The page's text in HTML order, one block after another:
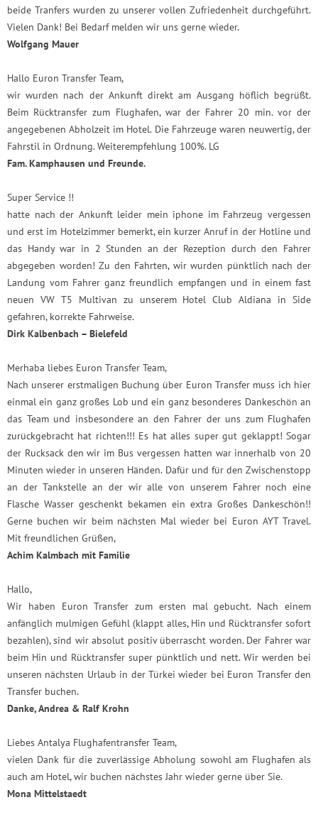
beide Tranfers wurden zu unserer vollen Zufriedenheit durchgeführt.
Vielen Dank! Bei Bedarf melden wir uns gerne wieder.
Wolfgang Mauer
Hallo Euron Transfer Team,
wir wurden nach der Ankunft direkt am Ausgang höflich begrüßt.
Beim Rücktransfer zum Flughafen, war der Fahrer 20 min. vor der
angegebenen Abholzeit im Hotel. Die Fahrzeuge waren neuwertig, der
Fahrstil in Ordnung. Weiterempfehlung 100%. LG
Fam. Kamphausen und Freunde.
Super Service !!
hatte nach der Ankunft leider mein iphone im Fahrzeug vergessen
und erst im Hotelzimmer bemerkt, ein kurzer Anruf in der Hotline und
das Handy war in 2 Stunden an der Rezeption durch den Fahrer
abgegeben worden! Zu den Fahrten, wir wurden pünktlich nach der
Landung vom Fahrer ganz freundlich empfangen und in einem fast
neuen VW T5 Multivan zu unserem Hotel Club Aldiana in Side
gefahren, korrekte Fahrweise.
Dirk Kalbenbach – Bielefeld
Merhaba liebes Euron Transfer Team,
Nach unserer erstmaligen Buchung über Euron Transfer muss ich hier
einmal ein ganz großes Lob und ein ganz besonderes Dankeschön an
das Team und insbesondere an den Fahrer der uns zum Flughafen
zurückgebracht hat richten!!! Es hat alles super gut geklappt! Sogar
der Rucksack den wir im Bus vergessen hatten war innerhalb von 20
Minuten wieder in unseren Händen. Dafür und für den Zwischenstopp
an der Tankstelle an der wir alle von unserem Fahrer noch eine
Flasche Wasser geschenkt bekamen ein extra Großes Dankeschön!!
Gerne buchen wir beim nächsten Mal wieder bei Euron AYT Travel.
Mit freundlichen Grüßen,
Achim Kalmbach mit Familie
Hallo,
Wir haben Euron Transfer zum ersten mal gebucht. Nach einem
anfänglich mulmigen Gefühl (klappt alles, Hin und Rücktransfer sofort
bezahlen), sind wir absolut positiv überrascht worden. Der Fahrer war
beim Hin und Rücktransfer super pünktlich und nett. Wir werden bei
unseren nächsten Urlaub in der Türkei wieder bei Euron Transfer den
Transfer buchen.
Danke, Andrea & Ralf Krohn
Liebes Antalya Flughafentransfer Team,
vielen Dank für die zuverlässige Abholung sowohl am Flughafen als
auch am Hotel, wir buchen nächstes Jahr wieder gerne über Sie.
Mona Mittelstaedt